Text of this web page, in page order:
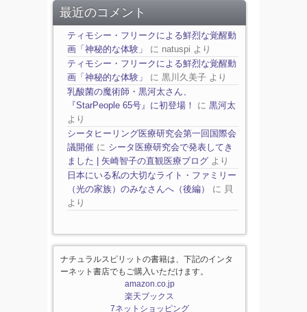
最近のコメント
ティモシー・フリークによる鮮烈な覚醒動
画「神秘的な体験」
に natuspi より
ティモシー・フリークによる鮮烈な覚醒動
画「神秘的な体験」
に黒川久美子 より
乳酸菌の魔術師・黒河太さん、
『StarPeople 65号』に初登場！
に黒河太
より
シータヒーリング医療研究会第一回国際会
議開催 に シータ医療研究会で発表してき
ました | 矢崎智子の直観医療ブログ より
日本にいる私の大切なライト・ファミリー
（光の家族）のみなさんへ（後編）
に 貝
より
ナチュラルスピリットの書籍は、下記のインタ
ーネット書店でもご購入いただけます。
amazon.co.jp
楽天ブックス
7ネットショッピング